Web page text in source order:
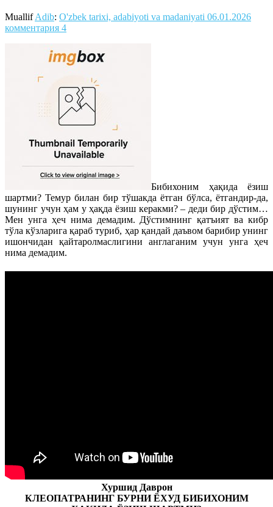
MuallifAdib: O'zbek tarixi, adabiyoti va madaniyati 06.01.2026
комментария 4
Бибихоним ҳақида ёзиш
шартми? Темур билан бир тўшакда ётган бўлса, ётгандир-да,
шунинг учун ҳам у ҳақда ёзиш керакми? – деди бир дўстим…
Мен унга ҳеч нима демадим. Дўстимнинг қатъият ва кибр
тўла кўзларига қараб туриб, ҳар қандай даъвом барибир унинг
ишончидан қайтаролмаслигини англаганим учун унга ҳеч
нима демадим.
Хуршид Даврон
КЛЕОПАТРАНИНГ БУРНИ ЁХУД БИБИХОНИМ